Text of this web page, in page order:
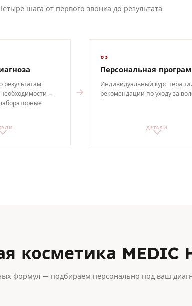
шага от первого звонка до результата
результатам
—
03
Персональная
Индивидуальный курс
рекомендации по уходу за
ДЕТАЛИ
косметика MEDIC
формул — подбираем персонально под ваш